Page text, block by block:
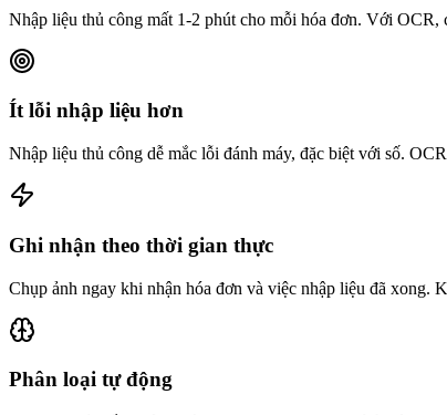
Nhập liệu thủ công mất 1-2 phút cho mỗi hóa đơn. Với
Ít lỗi nhập liệu hơn
Nhập liệu thủ công dễ mắc lỗi đánh máy, đặc biệt với số.
Ghi nhận theo thời gian thực
Chụp ảnh ngay khi nhận hóa đơn và việc nhập liệu đã xong.
Phân loại tự động